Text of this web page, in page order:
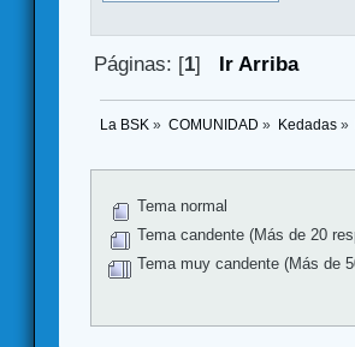
Páginas: [1] Ir Arriba
La BSK » COMUNIDAD » Kedadas»
Tema normal
Tema candente (Más de 20
Tema muy candente (Más de